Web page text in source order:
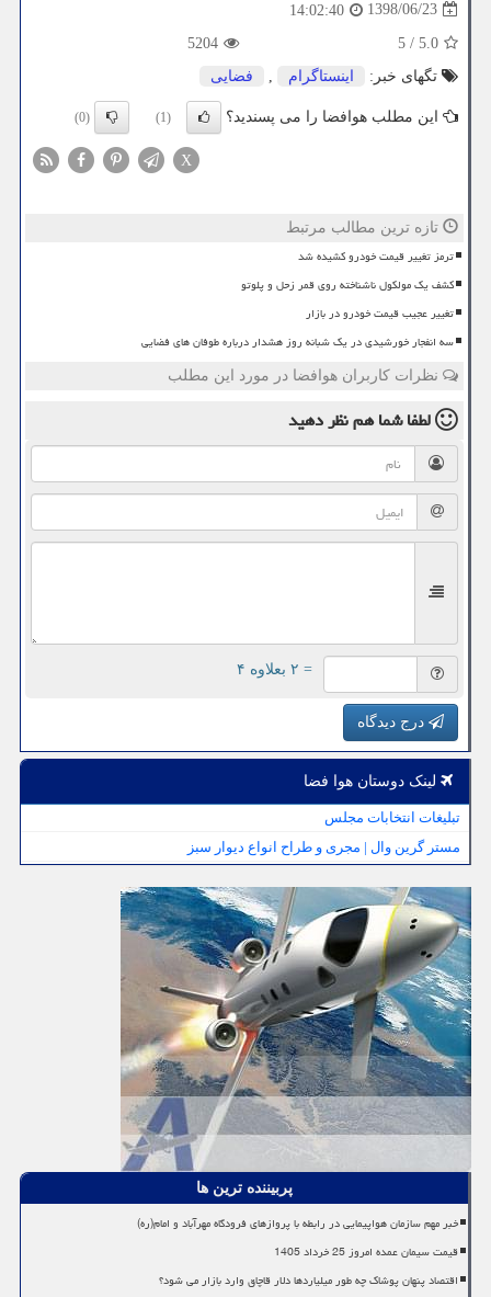
1398/06/23
14:02:40
5.0
/
5
5204
تگهای خبر:
اینستاگرام , فضایی
این مطلب هوافضا را می پسندید؟ (1)
(0)
X
تازه ترین مطالب مرتبط
ترمز تغییر قیمت خودرو کشیده شد
کشف یک مولکول ناشناخته روی قمر زحل و پلوتو
تغییر عجیب قیمت خودرو در بازار
سه انفجار خورشیدی در یک شبانه روز هشدار درباره طوفان های فضایی
نظرات کاربران هوافضا در مورد این مطلب
لطفا شما همنظر دهید
= ۲ بعلاوه ۴
درج دیدگاه
لینک دوستان هوا فضا
تبلیغات انتخابات مجلس
مستر گرین وال | مجری و طراح انواع دیوار سبز
پربیننده ترین ها
خبر مهم سازمان هواپیمایی در رابطه با پروازهای فرودگاه مهرآباد و امام(ره)
قیمت سیمان عمده امروز 25 خرداد 1405
اقتصاد پنهان پوشاک چه طور میلیاردها دلار قاچاق وارد بازار می شود؟